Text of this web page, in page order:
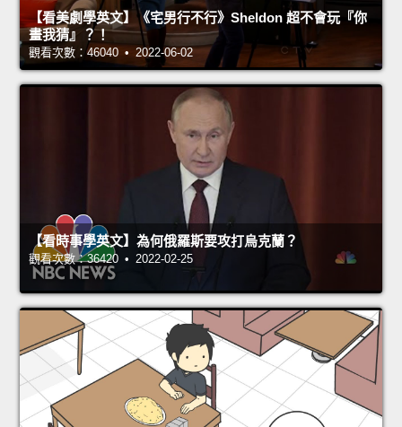
【看美劇學英文】《宅男行不行》Sheldon 超不會玩『你
畫我猜』？！
觀看次數：46040 • 2022-06-02
【看時事學英文】為何俄羅斯要攻打烏克蘭？
觀看次數：36420 • 2022-02-25